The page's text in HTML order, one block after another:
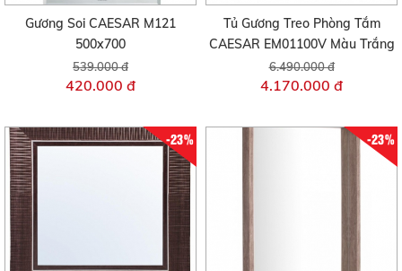
Gương Soi CAESAR M121
500x700
539.000 đ
420.000 đ
Tủ Gương Treo Phòng Tắm
CAESAR EM01100V Màu Trắng
6.490.000 đ
4.170.000 đ
-23% -23%